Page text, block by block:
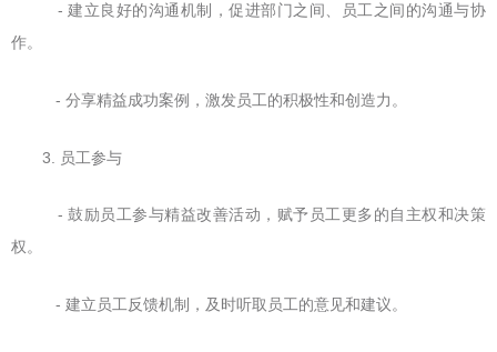
- 建立良好的沟通机制，促进部门之间、员工之间的沟通与协
作。
- 分享精益成功案例，激发员工的积极性和创造力。
3. 员工参与
- 鼓励员工参与精益改善活动，赋予员工更多的自主权和决策
权。
- 建立员工反馈机制，及时听取员工的意见和建议。